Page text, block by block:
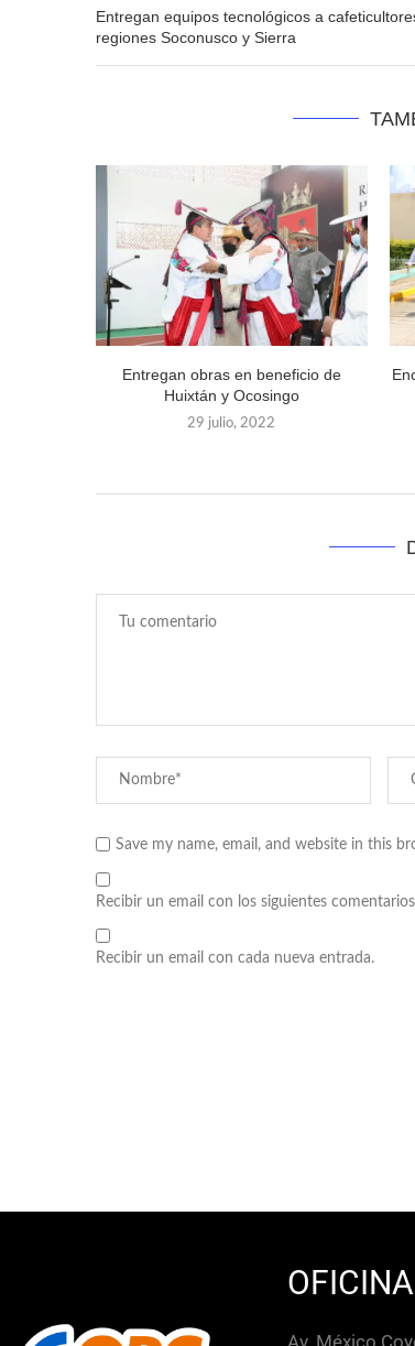
Entregan equipos tecnológicos a
regiones Soconusco y Sierra
Entregan obras en beneficio de
Huixtán y Ocosingo
29 julio, 2022
Save my name, email, and website in this
Recibir un email con los siguientes
Recibir un email con cada nueva entrada.